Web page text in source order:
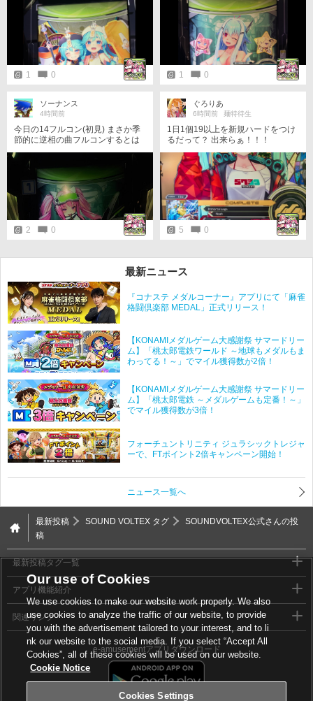
1 0 1 0
ソーナンス
4時間前
今日の14フルコン(初見) まさか季
節的に逆相の曲フルコンするとは
2 0
ぐろりあ
6時間前 麺特待生
1日1個19以上を新規ハードをつけ
るだって？ 出来らぁ！！！
5 0
最新ニュース
『コナステ メダルコーナー』アプリにて「麻雀
格闘倶楽部 MEDAL」正式リリース！
【KONAMIメダルゲーム大感謝祭 サマードリー
ム】「桃太郎電鉄ワールド ～地球もメダルもま
わってる！～」でマイル獲得数が2倍！
【KONAMIメダルゲーム大感謝祭 サマードリー
ム】「桃太郎電鉄 ～メダルゲームも定番！～」
でマイル獲得数が3倍！
フォーチュントリニティ ジュラシックトレジャ
ーで、FTポイント2倍キャンペーン開始！
ニュース一覧へ
最新投稿 SOUND VOLTEX タグ
SOUNDVOLTEX公式さんの投
稿
最新投稿タグ一覧
アプリ機能紹介
関連リンク
e-amusementアプリダウンロード
Our use of Cookies
We use cookies to make our website work properly. We also
use cookies to analyze the traffic of our website, to provide
you with the advertisement tailored to your interest, and to li
nk our website to the social media. If you select “Accept All
Cookies”, all of these cookies will be used on our website.
Cookie Notice
Cookies Settings